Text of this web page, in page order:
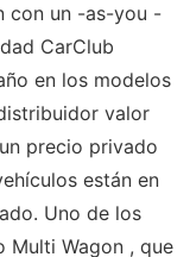
con un -as-you -
CarClub
en los modelos
valor
precio privado
están en
Uno de los
Multi Wagon , que